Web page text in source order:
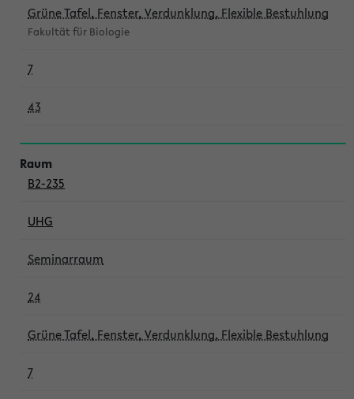
Grüne Tafel, Fenster, Verdunklung, Flexible Bestuhlung
Fakultät für Biologie
7
43
B2-235
UHG
Seminarraum
24
Grüne Tafel, Fenster, Verdunklung, Flexible Bestuhlung
7